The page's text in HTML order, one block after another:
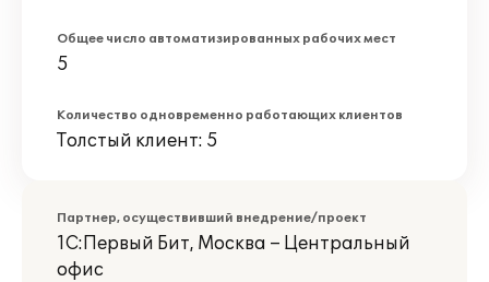
Общее число автоматизированных рабочих мест
5
Количество одновременно работающих клиентов
Толстый клиент: 5
Партнер, осуществивший внедрение/проект
1С:Первый Бит, Москва – Центральный
офис